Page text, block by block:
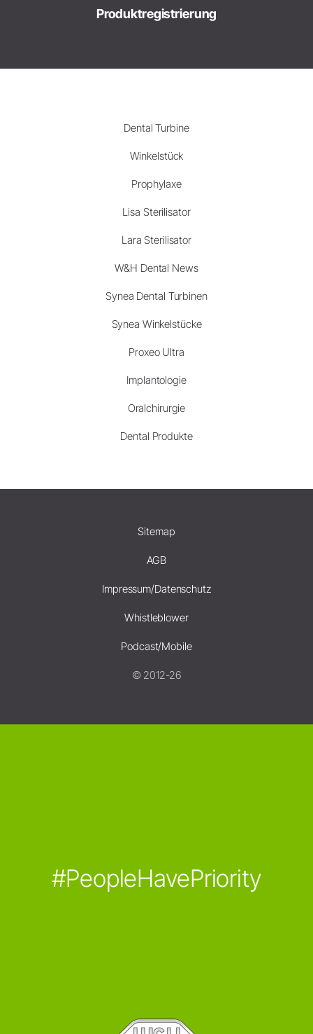
Produktregistrierung
Dental Turbine
Winkelstück
Prophylaxe
Lisa Sterilisator
Lara Sterilisator
W&H Dental News
Synea Dental Turbinen
Synea Winkelstücke
Proxeo Ultra
Implantologie
Oralchirurgie
Dental Produkte
Sitemap
AGB
Impressum/Datenschutz
Whistleblower
Podcast/Mobile
© 2012-26
#PeopleHavePriority